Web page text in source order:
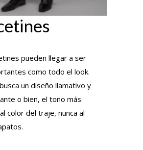
pueden llegar a ser
como todo el look.
un diseño llamativo y
o bien, el tono más
color del traje, nunca al